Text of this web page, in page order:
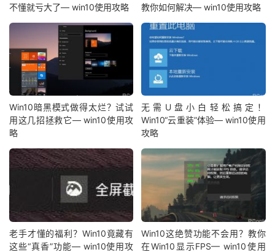
不懂就亏大了— win10使用攻略
教你如何解决— win10使用攻略
Win10暗黑模式做得太烂？试试
用这几招拯救它— win10使用攻
略
无需U盘小白轻松搞定！
Win10“云重装”体验— win10使用
攻略
老手才懂的福利？Win10竟藏有
这些“真香”功能— win10使用攻
Win10这绝赞功能不会用？教你
在Win10显示FPS— win10使用